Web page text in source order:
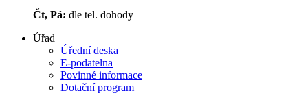
Čt, Pá: dle tel. dohody
Úřad
Úřední deska
E-podatelna
Povinné informace
Dotační program